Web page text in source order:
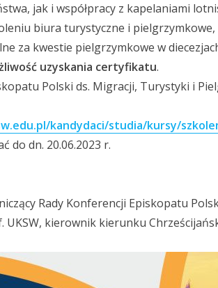
jak i współpracy z kapelaniami
biura turystyczne i
za kwestie pielgrzymkowe w
uzyskania certyfikatu.
Polski ds. Migracji, Turystyki i
kandydaci/studia/kursy/
do dn. 20.06.2023 r.
Rady Konferencji Episkopatu
UKSW, kierownik kierunku